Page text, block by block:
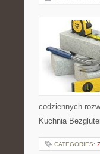
codziennych
Kuchnia
CATEGORIES: